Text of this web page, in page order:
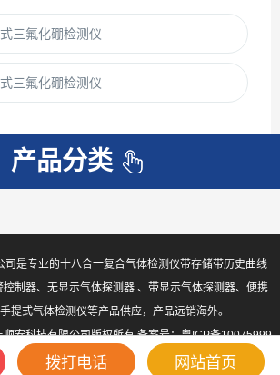
三氟化硼检测仪
三氟化硼检测仪
产品分类
司是专业的十八合一复合气体检测仪带存储带历史曲线
制器、无显示气体探测器 、带显示气体探测器、便携
提式气体检测仪等产品供应，产品远销海外。
安科技有限公司版权所有 备案号：粤ICP备10075999
号-2 sitemap.xml
拨打电话 网站首页